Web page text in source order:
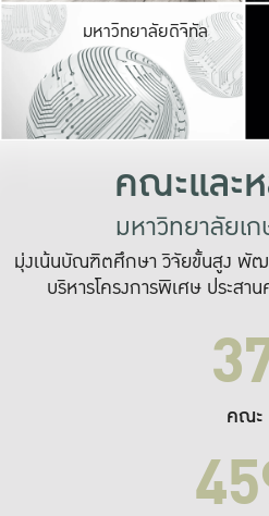
มหาวิทยาลัยดิจิทัล
คณะและ
มหาวิทยาลัยเ
มุ่งเน้นบัณฑิตศึกษา วิจัยขั้นสูง พัฒ
บริหารโครงการพิเศษ ประสา
คณะ